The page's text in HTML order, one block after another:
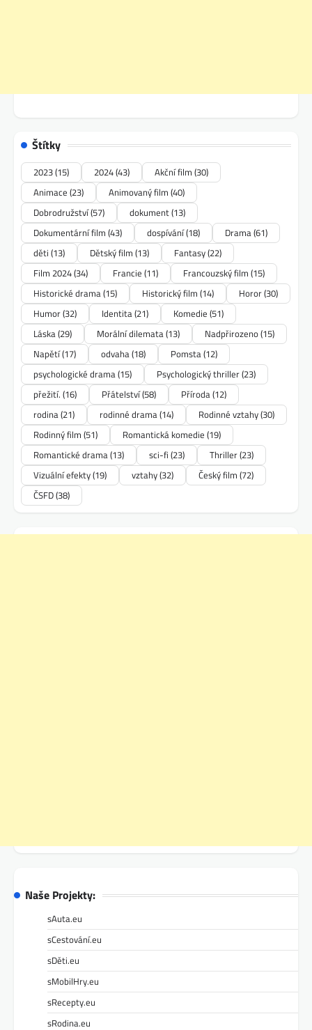
Štítky
2023(15) 2024(43) Akční film (30)
Animace (23) Animovaný film (40)
Dobrodružství(57) dokument(13)
Dokumentární film (43) dospívání(18) Drama(61)
děti (13) Dětský film (13) Fantasy(22)
Film 2024(34) Francie (11) Francouzský film (15)
Historické drama(15) Historický film (14) Horor(30)
Humor(32) Identita(21) Komedie (51)
Láska(29) Morální dilemata(13) Nadpřirozeno(15)
Napětí(17) odvaha(18) Pomsta(12)
psychologické drama(15) Psychologický thriller(23)
přežití. (16) Přátelství(58) Příroda(12)
rodina(21) rodinné drama(14) Rodinné vztahy(30)
Rodinný film (51) Romantická komedie (19)
Romantické drama(13) sci-fi (23) Thriller(23)
Vizuální efekty(19) vztahy(32) Český film (72)
ČSFD(38)
Naše Projekty:
sAuta.eu
sCestování.eu
sDěti.eu
sMobilHry.eu
sRecepty.eu
sRodina.eu